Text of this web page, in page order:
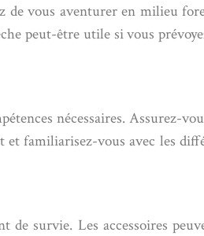
de vous aventurer en milieu
peut-être utile si vous
nécessaires. Assurez-
familiarisez-vous avec les
survie. Les accessoires